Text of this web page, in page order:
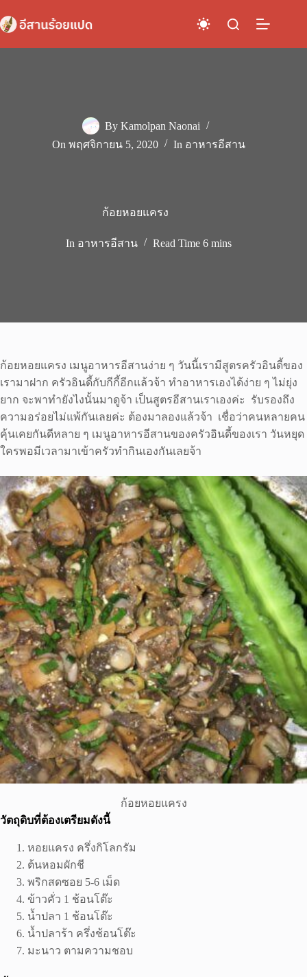
to
content
By Kamolpan Naonai
On พฤศจิกายน 5, 2020 In อาหารอีสาน
ก้อยหอยแครง
In อาหารอีสาน Read Time 6 mins
ก้อยหอยแครง เมนูอาหารอีสานง่าย ๆ วันนี้เรามีสูตรครัวอินดี้ของ
เรามาฝาก ครัวอินดี้กับกีกี้อีกแล้วจ้า ทำอาหารเองได้ง่าย ๆ ไม่ยุ่ง
ยาก จะพาทำยังไงนั้นมาดูจ้า เป็นสูตรอีสานเราเองค่ะ รับรองถึง
ความอร่อยไม่แพ้กันเลยค่ะ ต้องมาลองแล้วจ้า เชื่อว่าคนหลายคน
คุ้นเคยกันดีหลาย ๆ เมนูอาหารอีสานของครัวอินดี้ของเรา วันหยุด
ใครพอมีเวลามาเข้าครัวทำกินเองกันเลยจ้า
ก้อยหอยแครง
วัตถุดิบที่ต้องเตรียมดังนี้
หอยแครง ครึ่งกิโลกรัม
ต้นหอมผักชี
พริกสดซอย 5-6 เม็ด
ข้าวคั่ว 1 ช้อนโต๊ะ
น้ำปลา 1 ช้อนโต๊ะ
น้ำปลาร้า ครึ่งช้อนโต๊ะ
มะนาว ตามความชอบ